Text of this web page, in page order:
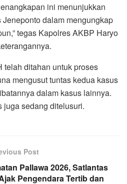
ini menunjukkan
dalam mengungkap
tegas Kapolres AKBP Haryo
telah ditahan untuk proses
mengusut tuntas kedua kasus
dalam kasus lainnya.
juga sedang ditelusuri.
Post
Pallawa 2026, Satlantas
Pengendara Tertib dan